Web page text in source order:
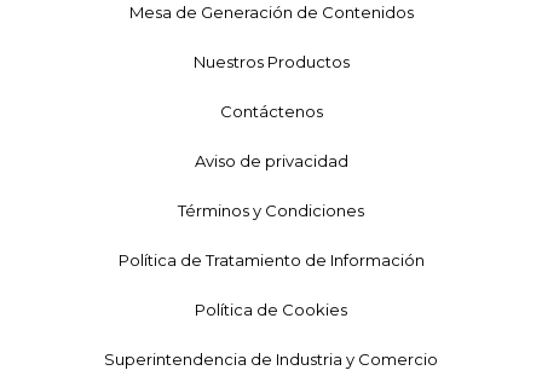
Mesa de Generación de Contenidos
Nuestros Productos
Contáctenos
Aviso de privacidad
Términos y Condiciones
Política de Tratamiento de Información
Política de Cookies
Superintendencia de Industria y Comercio